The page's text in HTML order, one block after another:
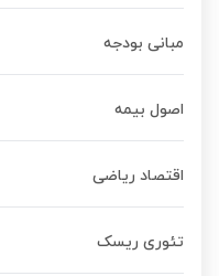
مبانی بودجه
اصول بیمه
اقتصاد ریاضی
تئوری ریسک